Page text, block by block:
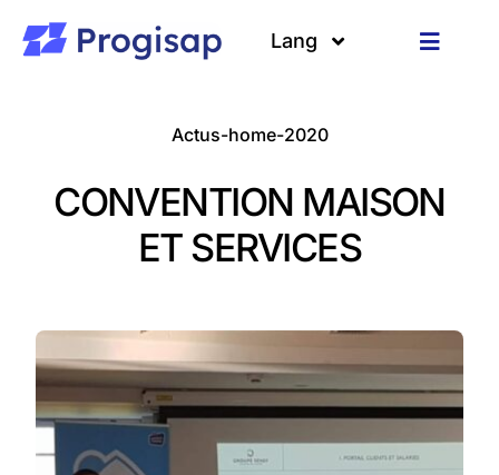
contenu
Toggle
Lang
Actus-home-2020
CONVENTION MAISON
ET SERVICES